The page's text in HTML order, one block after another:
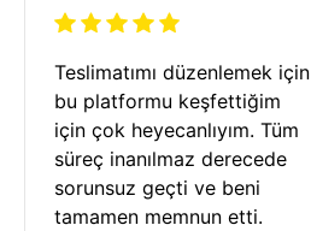
Teslimatımı düzenlemek için
bu platformu keşfettiğim
için çok heyecanlıyım. Tüm
süreç inanılmaz derecede
sorunsuz geçti ve beni
tamamen memnun etti.